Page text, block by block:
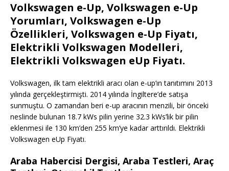
Volkswagen e-Up, Volkswagen e-Up
Yorumları, Volkswagen e-Up
Özellikleri, Volkswagen e-Up Fiyatı,
Elektrikli Volkswagen Modelleri,
Elektrikli Volkswagen eUp Fiyatı.
Volkswagen, ilk tam elektrikli aracı olan e-up’ın tanıtımını 2013
yılında gerçekleştirmişti. 2014 yılında İngiltere’de satışa
sunmuştu. O zamandan beri e-up aracının menzili, bir önceki
neslinde bulunan 18.7 kWs pilin yerine 32.3 kWs’lik bir pilin
eklenmesi ile 130 km’den 255 km’ye kadar arttırıldı. Elektrikli
Volkswagen eUp Fiyatı.
Araba Habercisi Dergisi, Araba Testleri, Araç